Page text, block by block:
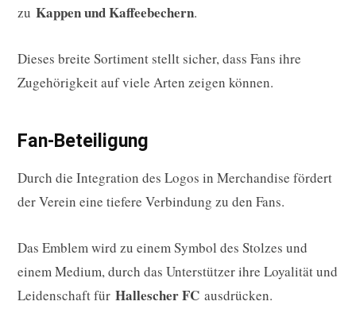
zu Kappen und Kaffeebechern.
Dieses breite Sortiment stellt sicher, dass Fans ihre
Zugehörigkeit auf viele Arten zeigen können.
Fan-Beteiligung
Durch die Integration des Logos in Merchandise fördert
der Verein eine tiefere Verbindung zu den Fans.
Das Emblem wird zu einem Symbol des Stolzes und
einem Medium, durch das Unterstützer ihre Loyalität und
Leidenschaft für Hallescher FC ausdrücken.